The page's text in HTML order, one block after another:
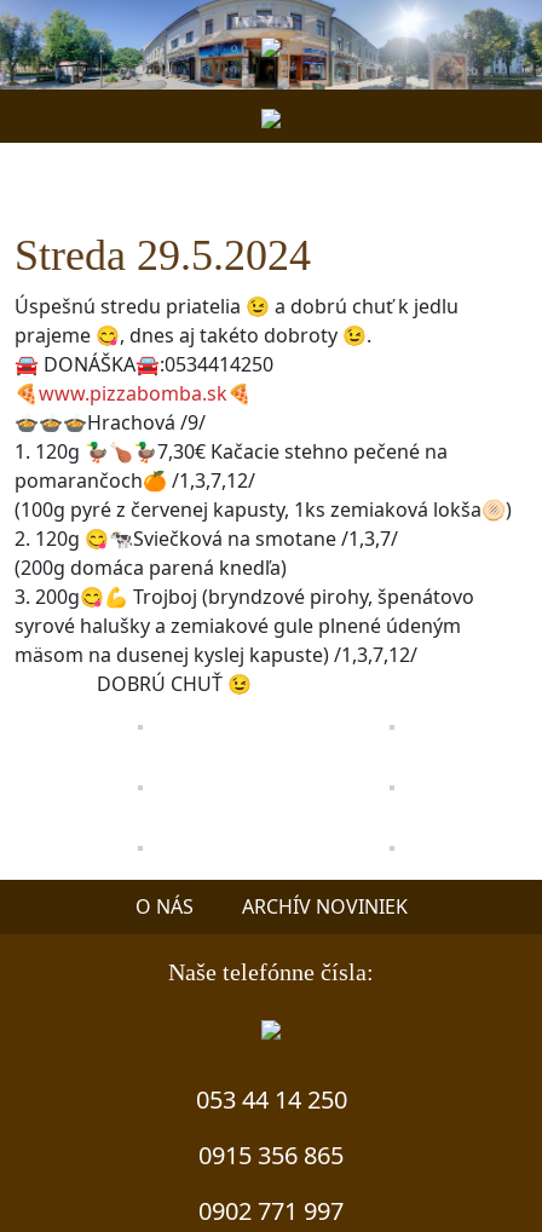
Streda 29.5.2024
Úspešnú stredu priatelia 😉 a dobrú chuť k jedlu
prajeme 😋, dnes aj takéto dobroty 😉.
🚘 DONÁŠKA🚘:0534414250
🍕www.pizzabomba.sk🍕
🍲🍲🍲Hrachová /9/
1. 120g 🦆🍗🦆7,30€ Kačacie stehno pečené na
pomarančoch🍊 /1,3,7,12/
(100g pyré z červenej kapusty, 1ks zemiaková lokša🫓)
2. 120g 😋🐄Sviečková na smotane /1,3,7/
(200g domáca parená knedľa)
3. 200g😋💪 Trojboj (bryndzové pirohy, špenátovo
syrové halušky a zemiakové gule plnené údeným
mäsom na dusenej kyslej kapuste) /1,3,7,12/
DOBRÚ CHUŤ 😉
O NÁS ARCHÍV NOVINIEK
Naše telefónne čísla:
053 44 14 250
0915 356 865
0902 771 997